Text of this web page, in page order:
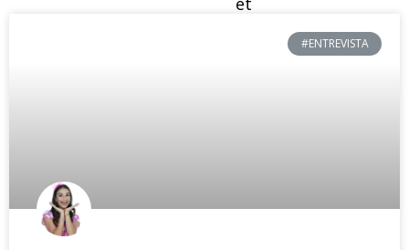
#ENTREVISTA